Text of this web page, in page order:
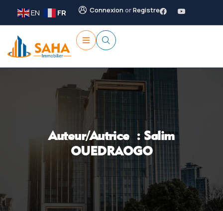
EN FR ConnexionorRegistre
Auteur/autrice : Salim
OUEDRAOGO